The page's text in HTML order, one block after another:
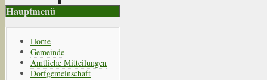
Hauptmenü
Home
Gemeinde
Amtliche Mitteilungen
Dorfgemeinschaft